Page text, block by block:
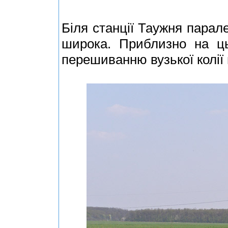
Біля станції Таужня
широка. Приблизно на
перешиванню вузької